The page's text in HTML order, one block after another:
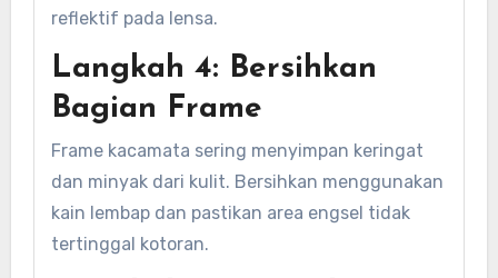
reflektif pada lensa.
Langkah 4: Bersihkan
Bagian Frame
Frame kacamata sering menyimpan keringat
dan minyak dari kulit. Bersihkan menggunakan
kain lembap dan pastikan area engsel tidak
tertinggal kotoran.